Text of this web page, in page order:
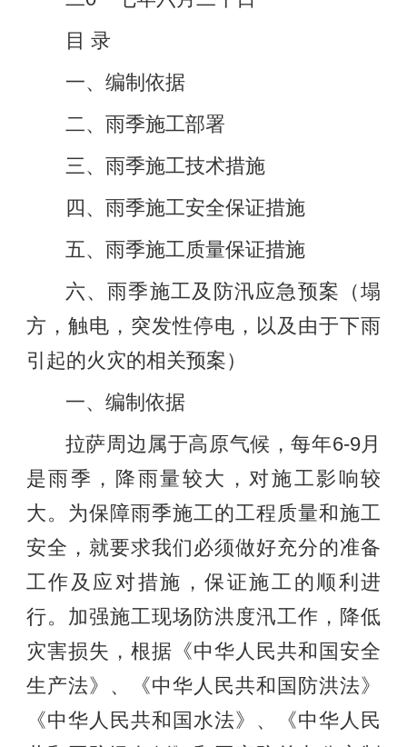
目 录
一、编制依据
二、雨季施工部署
三、雨季施工技术措施
四、雨季施工安全保证措施
五、雨季施工质量保证措施
六、雨季施工及防汛应急预案（塌
方，触电，突发性停电，以及由于下雨
引起的火灾的相关预案）
一、编制依据
拉萨周边属于高原气候，每年6-9月
是雨季，降雨量较大，对施工影响较
大。为保障雨季施工的工程质量和施工
安全，就要求我们必须做好充分的准备
工作及应对措施，保证施工的顺利进
行。加强施工现场防洪度汛工作，降低
灾害损失，根据《中华人民共和国安全
生产法》、《中华人民共和国防洪法》
《中华人民共和国水法》、《中华人民